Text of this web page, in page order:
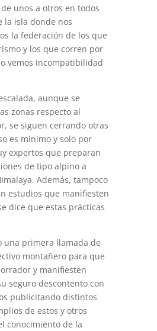
unos a otros en todos
la isla donde nos
la federación de los que
y los que corren por
vemos incompatibilidad
aunque se
zonas respecto al
se siguen cerrando otras
es mínimo y solo por
expertos que preparan
de tipo alpino a
Además, tampoco
estudios que manifiesten
dice que estas prácticas
una primera llamada de
montañero para que
y manifiesten
seguro descontento con
publicitando distintos
de estos y otros
conocimiento de la